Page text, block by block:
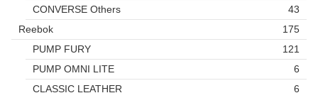
CONVERSE Others
43
Reebok
175
PUMP FURY
121
PUMP OMNI LITE
6
CLASSIC LEATHER
6